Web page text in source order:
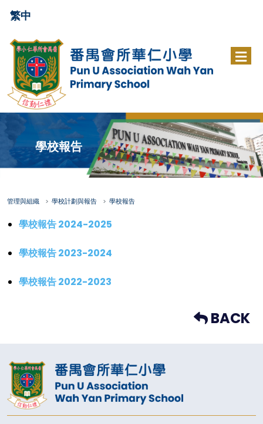
繁中
學校報告
管理與組織 學校計劃與報告 學校報告
學校報告 2024-2025
學校報告 2023-2024
學校報告 2022-2023
BACK